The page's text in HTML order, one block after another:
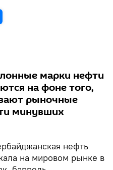
марки нефти
на фоне того,
рыночные
минувших
нефть
на мировом рынке в